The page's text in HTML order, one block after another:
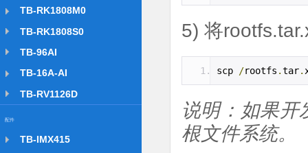
TB-RK1808M0
TB-RK1808S0
TB-96AI
TB-16A-AI
TB-RV1126D
配件
TB-IMX415
5) 将
scp /rootfs .tar.
说明：如果开
根文件系统。